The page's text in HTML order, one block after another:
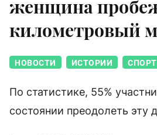
женщина
километровый
НОВОСТИ ИСТОРИИ СПОРТ
По статистике, 55%
состоянии преодолеть эту